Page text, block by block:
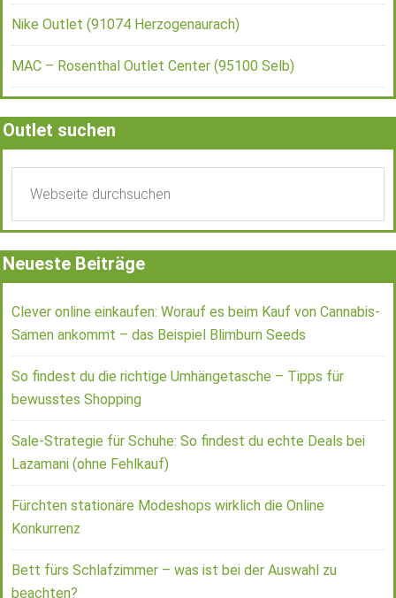
Nike Outlet (91074 Herzogenaurach)
MAC – Rosenthal Outlet Center (95100 Selb)
Outlet suchen
Neueste Beiträge
Clever online einkaufen: Worauf es beim Kauf von Cannabis-
Samen ankommt – das Beispiel Blimburn Seeds
So findest du die richtige Umhängetasche – Tipps für
bewusstes Shopping
Sale-Strategie für Schuhe: So findest du echte Deals bei
Lazamani (ohne Fehlkauf)
Fürchten stationäre Modeshops wirklich die Online
Konkurrenz
Bett fürs Schlafzimmer – was ist bei der Auswahl zu
beachten?